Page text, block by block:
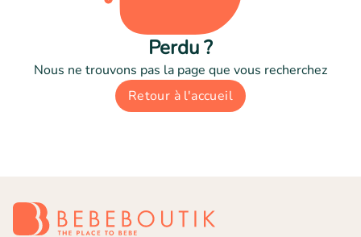
Perdu ?
Nous ne trouvons pas la page que vous recherchez
Retour à l'accueil